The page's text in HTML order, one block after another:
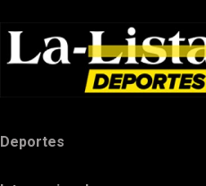
Deportes